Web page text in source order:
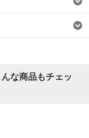
な商品もチェッ